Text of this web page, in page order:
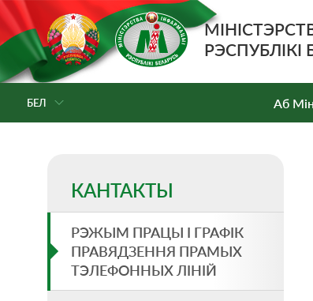
РЭСПУБЛІКІ
БЕЛ Аб
КАНТАКТЫ
РЭЖЫМ ПРАЦЫ І ГРАФІК
ПРАВЯДЗЕННЯ ПРАМЫХ
ТЭЛЕФОННЫХ ЛІНІЙ